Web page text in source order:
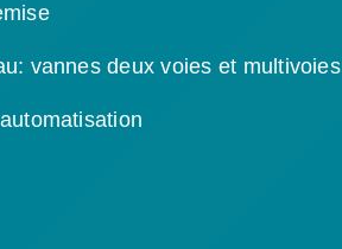
vannes deux voies et multivoies